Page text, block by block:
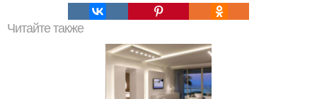
Читайте также